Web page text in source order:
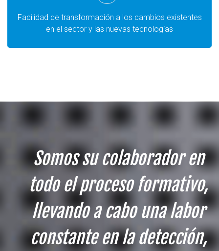
Facilidad de transformación a los cambios existentes
en el sector y las nuevas tecnologías
Somos su colaborador en
todo el proceso formativo,
llevando a cabo una labor
constante en la detección,